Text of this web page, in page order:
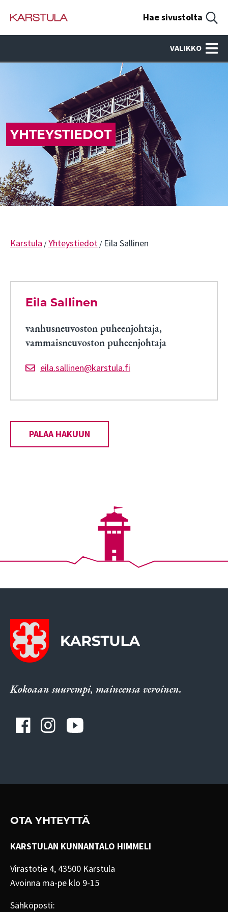
Hae sivustolta
VALIKKO
YHTEYSTIEDOT
Karstula /Yhteystiedot/ Eila Sallinen
Eila Sallinen
vanhusneuvoston puheenjohtaja,
vammaisneuvoston puheenjohtaja
eila.sallinen@karstula.fi
PALAA HAKUUN
Kokoaan suurempi, maineensa veroinen.
OTA YHTEYTTÄ
KARSTULAN KUNNANTALO HIMMELI
Virastotie 4, 43500 Karstula
Avoinna ma-pe klo 9-15
Sähköposti: